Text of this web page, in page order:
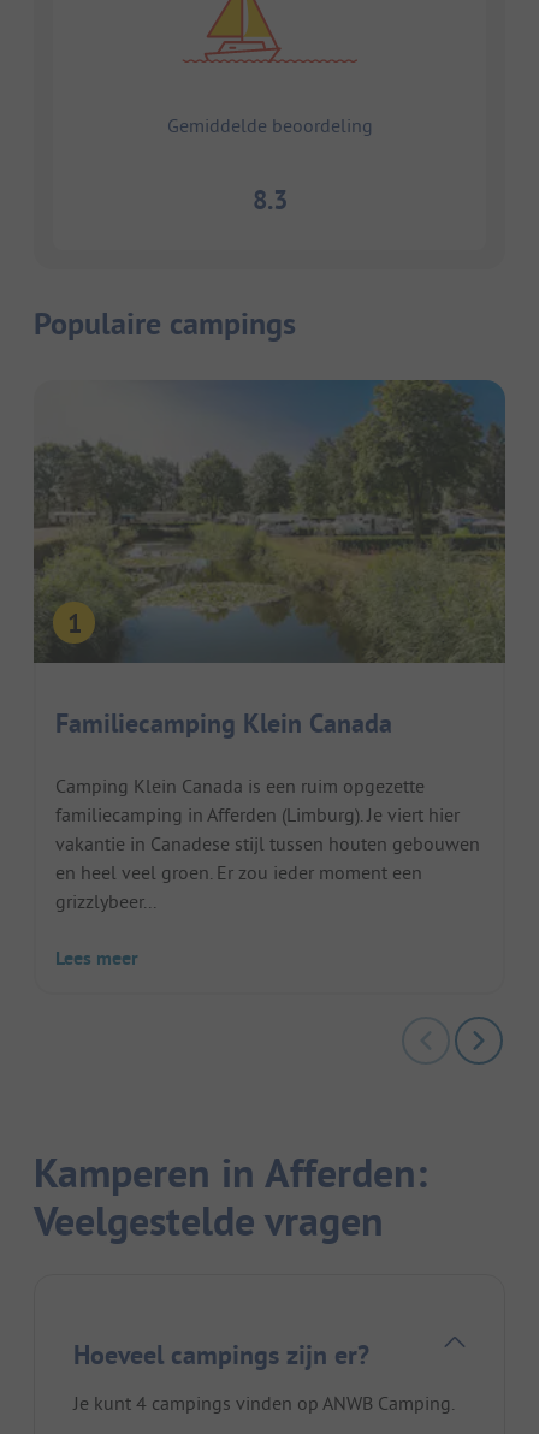
Gemiddelde beoordeling
8.3
Populaire campings
Familiecamping Klein Canada
Camping Klein Canada is een ruim opgezette
familiecamping in Afferden (Limburg). Je viert hier
vakantie in Canadese stijl tussen houten gebouwen
en heel veel groen. Er zou ieder moment een
grizzlybeer...
Lees meer
Kamperen in Afferden:
Veelgestelde vragen
Hoeveel campings zijn er?
Je kunt 4 campings vinden op ANWB Camping.